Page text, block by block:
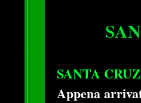
SANTA
Appena